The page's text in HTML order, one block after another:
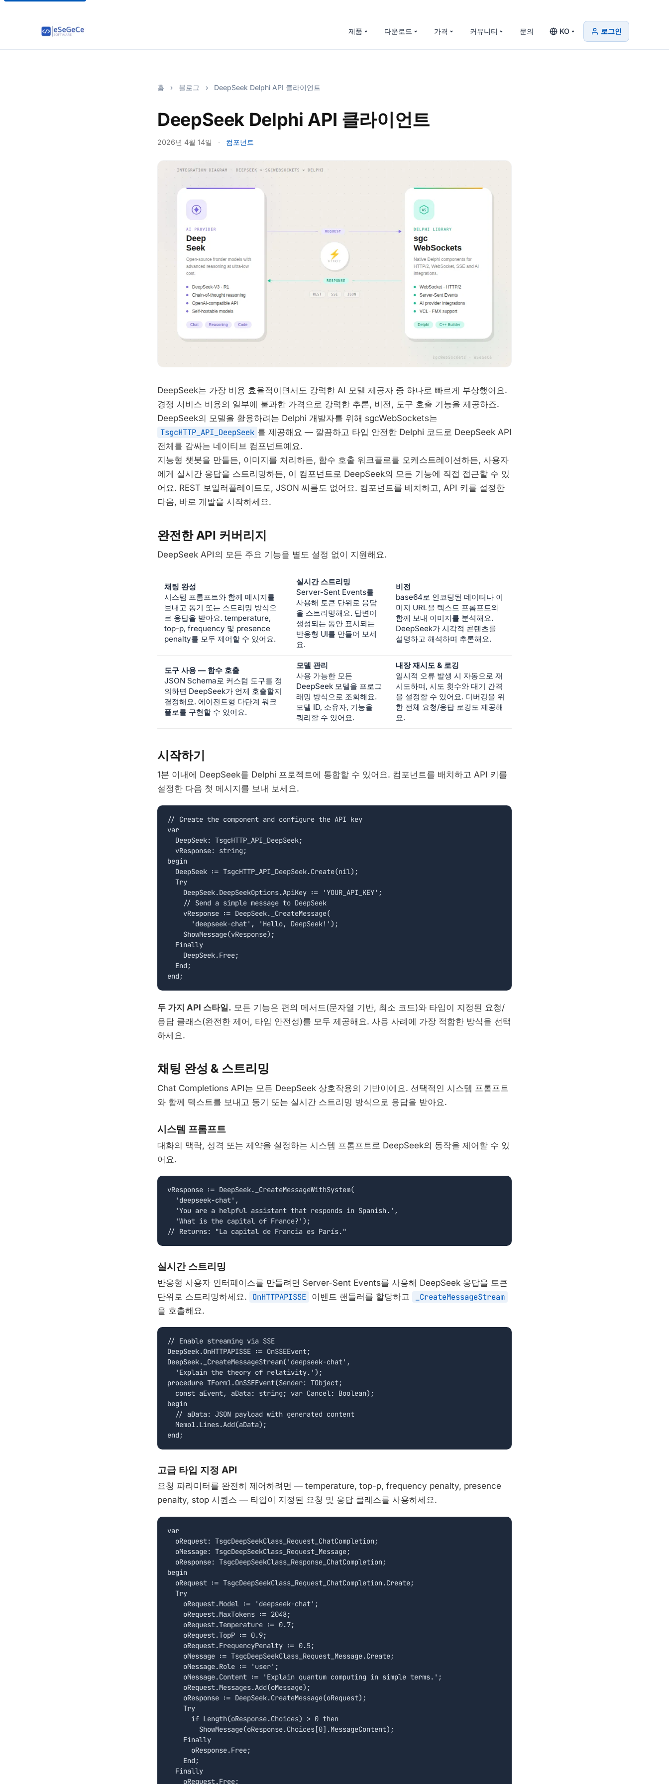
제품 다운로드 가격 커뮤니티 문의 KO 로그인
홈 › 블로그 › DeepSeek Delphi API 클라이언트
DeepSeek Delphi API 클라이언트
2026년 4월 14일 · 컴포넌트
DeepSeek는 가장 비용 효율적이면서도 강력한 AI 모델 제공자 중 하나로 빠르게 부상했어요.
경쟁 서비스 비용의 일부에 불과한 가격으로 강력한 추론, 비전, 도구 호출 기능을 제공하죠.
DeepSeek의 모델을 활용하려는 Delphi 개발자를 위해 sgcWebSockets는
TsgcHTTP_API_DeepSeek 를 제공해요 — 깔끔하고 타입 안전한 Delphi 코드로 DeepSeek API
전체를 감싸는 네이티브 컴포넌트예요.
지능형 챗봇을 만들든, 이미지를 처리하든, 함수 호출 워크플로를 오케스트레이션하든, 사용자
에게 실시간 응답을 스트리밍하든, 이 컴포넌트로 DeepSeek의 모든 기능에 직접 접근할 수 있
어요. REST 보일러플레이트도, JSON 씨름도 없어요. 컴포넌트를 배치하고, API 키를 설정한
다음, 바로 개발을 시작하세요.
완전한 API 커버리지
DeepSeek API의 모든 주요 기능을 별도 설정 없이 지원해요.
채팅 완성
시스템 프롬프트와 함께 메시지를
보내고 동기 또는 스트리밍 방식으
로 응답을 받아요. temperature,
top-p, frequency 및 presence
penalty를 모두 제어할 수 있어요.
실시간 스트리밍
Server-Sent Events를
사용해 토큰 단위로 응답
을 스트리밍해요. 답변이
생성되는 동안 표시되는
반응형 UI를 만들어 보세
요.
비전
base64로 인코딩된 데이터나 이
미지 URL을 텍스트 프롬프트와
함께 보내 이미지를 분석해요.
DeepSeek가 시각적 콘텐츠를
설명하고 해석하며 추론해요.
도구 사용 — 함수 호출
JSON Schema로 커스텀 도구를 정
의하면 DeepSeek가 언제 호출할지
결정해요. 에이전트형 다단계 워크
플로를 구현할 수 있어요.
모델 관리
사용 가능한 모든
DeepSeek 모델을 프로그
래밍 방식으로 조회해요.
모델 ID, 소유자, 기능을
쿼리할 수 있어요.
내장 재시도 & 로깅
일시적 오류 발생 시 자동으로 재
시도하며, 시도 횟수와 대기 간격
을 설정할 수 있어요. 디버깅을 위
한 전체 요청/응답 로깅도 제공해
요.
시작하기
1분 이내에 DeepSeek를 Delphi 프로젝트에 통합할 수 있어요. 컴포넌트를 배치하고 API 키를
설정한 다음 첫 메시지를 보내 보세요.
// Create the component and configure the API key
var
  DeepSeek: TsgcHTTP_API_DeepSeek;
  vResponse: string;
begin
  DeepSeek := TsgcHTTP_API_DeepSeek.Create(nil);
  Try
    DeepSeek.DeepSeekOptions.ApiKey := 'YOUR_API_KEY';
    // Send a simple message to DeepSeek
    vResponse := DeepSeek._CreateMessage(
      'deepseek-chat', 'Hello, DeepSeek!');
    ShowMessage(vResponse);
  Finally
    DeepSeek.Free;
  End;
end;
두 가지 API 스타일. 모든 기능은 편의 메서드(문자열 기반, 최소 코드)와 타입이 지정된 요청/
응답 클래스(완전한 제어, 타입 안전성)를 모두 제공해요. 사용 사례에 가장 적합한 방식을 선택
하세요.
채팅 완성 & 스트리밍
Chat Completions API는 모든 DeepSeek 상호작용의 기반이에요. 선택적인 시스템 프롬프트
와 함께 텍스트를 보내고 동기 또는 실시간 스트리밍 방식으로 응답을 받아요.
시스템 프롬프트
대화의 맥락, 성격 또는 제약을 설정하는 시스템 프롬프트로 DeepSeek의 동작을 제어할 수 있
어요.
vResponse := DeepSeek._CreateMessageWithSystem(
  'deepseek-chat',
  'You are a helpful assistant that responds in Spanish.',
  'What is the capital of France?');
// Returns: "La capital de Francia es París."
실시간 스트리밍
반응형 사용자 인터페이스를 만들려면 Server-Sent Events를 사용해 DeepSeek 응답을 토큰
단위로 스트리밍하세요.
OnHTTPAPISSE 이벤트 핸들러를 할당하고 _CreateMessageStream
을 호출해요.
// Enable streaming via SSE
DeepSeek.OnHTTPAPISSE := OnSSEEvent;
DeepSeek._CreateMessageStream('deepseek-chat',
  'Explain the theory of relativity.');
procedure TForm1.OnSSEEvent(Sender: TObject;
  const aEvent, aData: string; var Cancel: Boolean);
begin
  // aData: JSON payload with generated content
  Memo1.Lines.Add(aData);
end;
고급 타입 지정 API
요청 파라미터를 완전히 제어하려면 — temperature, top-p, frequency penalty, presence
penalty, stop 시퀀스 — 타입이 지정된 요청 및 응답 클래스를 사용하세요.
var
  oRequest: TsgcDeepSeekClass_Request_ChatCompletion;
  oMessage: TsgcDeepSeekClass_Request_Message;
  oResponse: TsgcDeepSeekClass_Response_ChatCompletion;
begin
  oRequest := TsgcDeepSeekClass_Request_ChatCompletion.Create;
  Try
    oRequest.Model := 'deepseek-chat';
    oRequest.MaxTokens := 2048;
    oRequest.Temperature := 0.7;
    oRequest.TopP := 0.9;
    oRequest.FrequencyPenalty := 0.5;
    oMessage := TsgcDeepSeekClass_Request_Message.Create;
    oMessage.Role := 'user';
    oMessage.Content := 'Explain quantum computing in simple terms.';
    oRequest.Messages.Add(oMessage);
    oResponse := DeepSeek.CreateMessage(oRequest);
    Try
      if Length(oResponse.Choices) > 0 then
        ShowMessage(oResponse.Choices[0].MessageContent);
    Finally
      oResponse.Free;
    End;
  Finally
    oRequest.Free;